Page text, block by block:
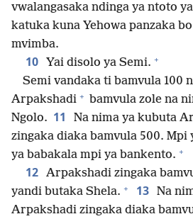
vwalangasaka ndinga ya ntoto
katuka kuna Yehowa panzaka
mvimba.
10 Yai disolo ya Semi. +
Semi vandaka ti bamvula 100
Arpakshadi + bamvula zole na
Ngolo. 11
Na nima ya kubuta
zingaka diaka bamvula 500. Mpi
ya babakala mpi ya bankento. +
12 Arpakshadi zingaka
yandi butaka Shela. + 13 Na
Arpakshadi zingaka diaka